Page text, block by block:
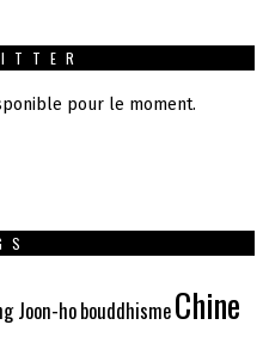
pour le moment.
Joon-hobouddhismeChine